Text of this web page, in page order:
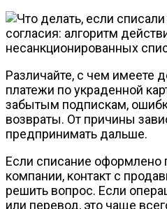
Различайте, с чем имеете
платежи по украденной
забытым подпискам,
возвраты. От причины
предпринимать дальше.
Если списание оформлено
компании, контакт с
решить вопрос. Если
или перевод, это чаще